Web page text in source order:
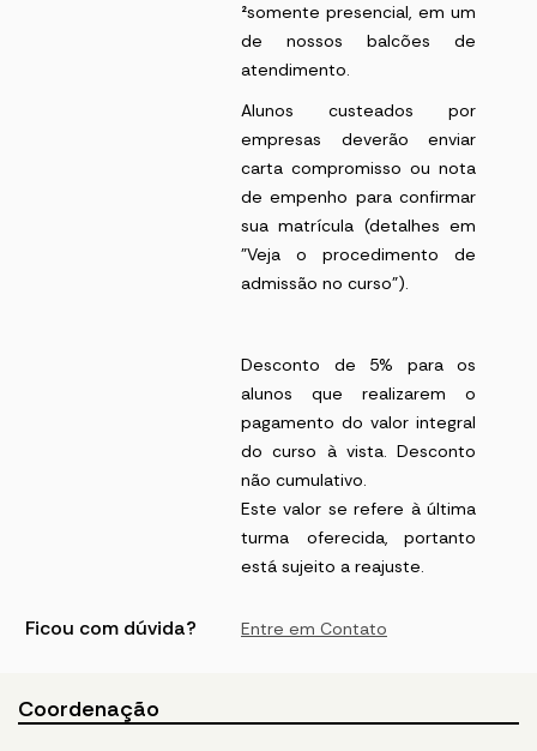
²somente presencial, em um
de nossos balcões de
atendimento.
Alunos custeados por
empresas deverão enviar
carta compromisso ou nota
de empenho para confirmar
sua matrícula (detalhes em
"Veja o procedimento de
admissão no curso").
Desconto de 5% para os
alunos que realizarem o
pagamento do valor integral
do curso à vista. Desconto
não cumulativo.
Este valor se refere à última
turma oferecida, portanto
está sujeito a reajuste.
Ficou com dúvida? Entre em Contato
Coordenação